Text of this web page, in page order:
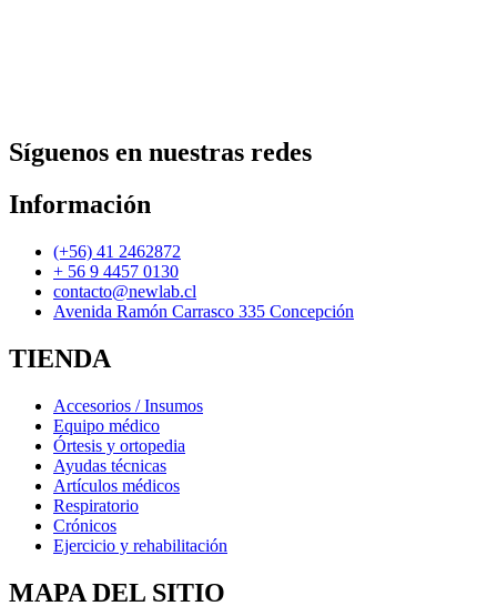
Síguenos en nuestras redes
Información
(+56) 41 2462872
+ 56 9 4457 0130
contacto@newlab.cl
Avenida Ramón Carrasco 335 Concepción
TIENDA
Accesorios / Insumos
Equipo médico
Órtesis y ortopedia
Ayudas técnicas
Artículos médicos
Respiratorio
Crónicos
Ejercicio y rehabilitación
MAPA DEL SITIO